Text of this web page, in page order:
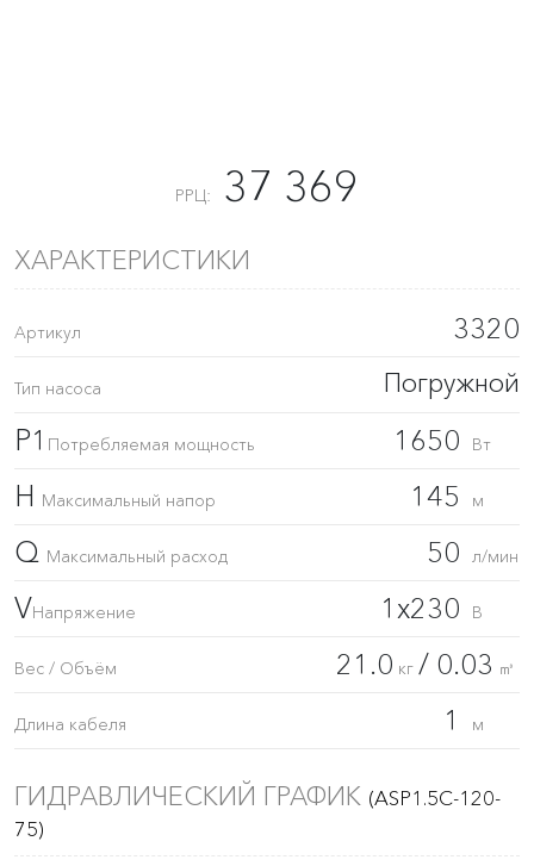
РРЦ: 37 369
ХАРАКТЕРИСТИКИ
Артикул 3320
Тип насоса Погружной
P1 Потребляемая мощность 1650 Вт
H Максимальный напор 145 м
Q Максимальный расход 50 л/мин
VНапряжение 1x230 В
Вес / Объём 21.0 кг / 0.03 ㎥
Длина кабеля 1 м
ГИДРАВЛИЧЕСКИЙ ГРАФИК (ASP1.5C-120-
75)